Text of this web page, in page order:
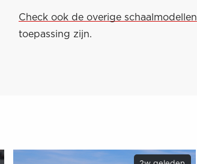
Check ook de overige schaalmodellen
toepassing zijn.